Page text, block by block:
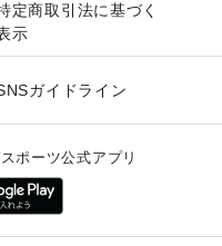
定商取引法に基づく
示
ガイドライン
ポーツ公式アプリ